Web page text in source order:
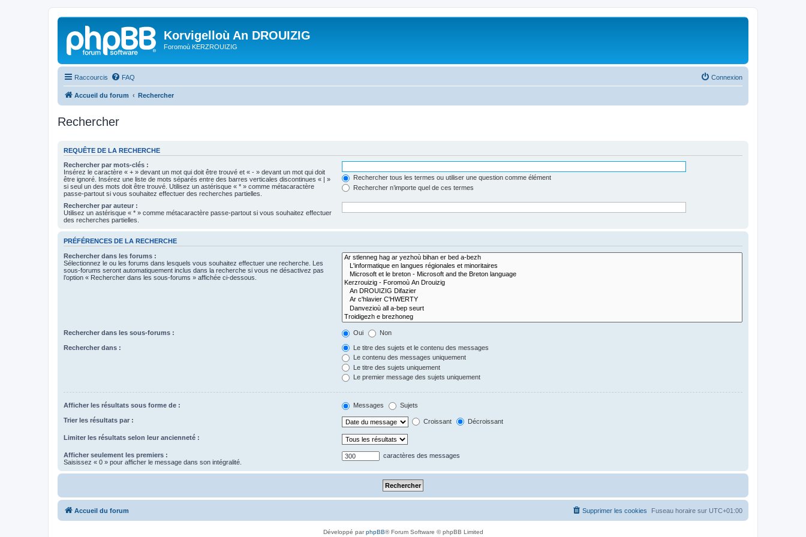
Korvigelloù An DROUIZIG
Foromoù KERZROUIZIG
Raccourcis FAQ Connexion
Accueil du forum Rechercher
Rechercher
REQUÊTE DE LA RECHERCHE
Rechercher par mots-clés :
Insérez le caractère « + » devant un mot qui doit être trouvé et « - » devant un mot qui doit
être ignoré. Insérez une liste de mots séparés entre des barres verticales discontinues « | »
si seul un des mots doit être trouvé. Utilisez un astérisque « * » comme métacaractère
passe-partout si vous souhaitez effectuer des recherches partielles.
Rechercher tous les termes ou utiliser une question comme élément
Rechercher n’importe quel de ces termes
Rechercher par auteur :
Utilisez un astérisque « * » comme métacaractère passe-partout si vous souhaitez effectuer
des recherches partielles.
PRÉFÉRENCES DE LA RECHERCHE
Rechercher dans les forums :
Sélectionnez le ou les forums dans lesquels vous souhaitez effectuer une recherche. Les
sous-forums seront automatiquement inclus dans la recherche si vous ne désactivez pas
l’option « Rechercher dans les sous-forums » affichée ci-dessous.
Rechercher dans les sous-forums : Oui Non
Rechercher dans :
Le titre des sujets et le contenu des messages
Le contenu des messages uniquement
Le titre des sujets uniquement
Le premier message des sujets uniquement
Afficher les résultats sous forme de : Messages Sujets
Trier les résultats par : Croissant Décroissant
Limiter les résultats selon leur ancienneté :
Afficher seulement les premiers :
Saisissez « 0 » pour afficher le message dans son intégralité.
caractères des messages
Accueil du forum Fuseau horaire sur UTC+01:00
Supprimer les cookies
Développé parphpBB® Forum Software © phpBB Limited